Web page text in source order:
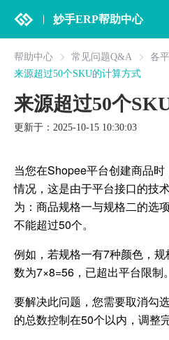
妙手ERP帮助中心
帮助中心 常见问题Q&A
各
来源超过50个SKU的计算方式
来源超过50个
更新于：2025-10-15 10:30:03
当您在Shopee平台创建商品
情况，这是由于平台接口的技
为：商品规格一与规格二的选
不能超过50个。
例如，若规格一有7种颜色，
数为7×8=56，已超出平台限制。
要解决此问题，您需要取消勾
的总数控制在50个以内，调整